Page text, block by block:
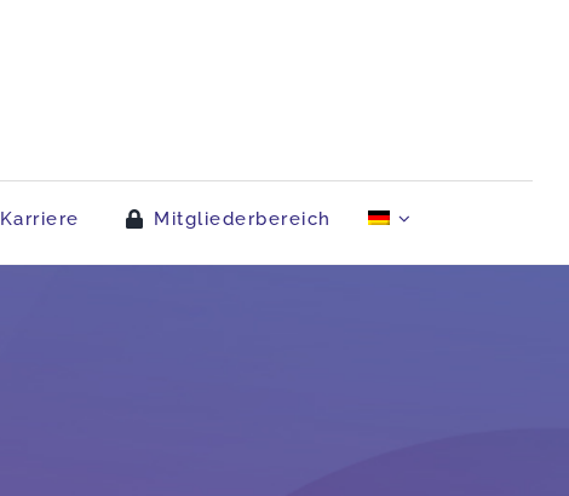
Karriere Mitgliederbereich